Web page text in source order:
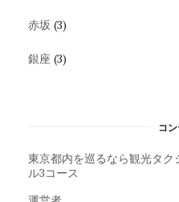
赤坂 (3)
銀座 (3)
コ
東京都内を巡るなら観光タ
ル3コース